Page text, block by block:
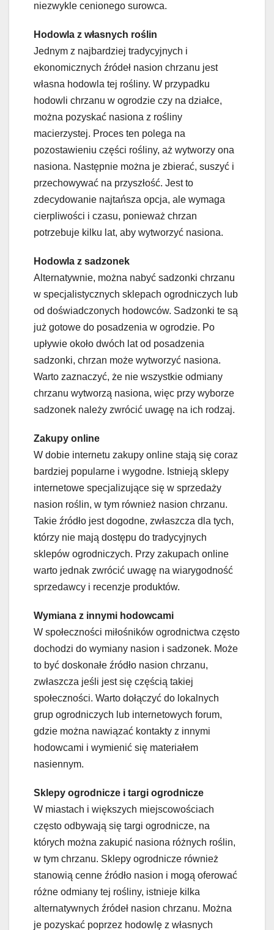
niezwykle cenionego surowca.
Hodowla z własnych roślin
Jednym z najbardziej tradycyjnych i
ekonomicznych źródeł nasion chrzanu jest
własna hodowla tej rośliny. W przypadku
hodowli chrzanu w ogrodzie czy na działce,
można pozyskać nasiona z rośliny
macierzystej. Proces ten polega na
pozostawieniu części rośliny, aż wytworzy ona
nasiona. Następnie można je zbierać, suszyć i
przechowywać na przyszłość. Jest to
zdecydowanie najtańsza opcja, ale wymaga
cierpliwości i czasu, ponieważ chrzan
potrzebuje kilku lat, aby wytworzyć nasiona.
Hodowla z sadzonek
Alternatywnie, można nabyć sadzonki chrzanu
w specjalistycznych sklepach ogrodniczych lub
od doświadczonych hodowców. Sadzonki te są
już gotowe do posadzenia w ogrodzie. Po
upływie około dwóch lat od posadzenia
sadzonki, chrzan może wytworzyć nasiona.
Warto zaznaczyć, że nie wszystkie odmiany
chrzanu wytworzą nasiona, więc przy wyborze
sadzonek należy zwrócić uwagę na ich rodzaj.
Zakupy online
W dobie internetu zakupy online stają się coraz
bardziej popularne i wygodne. Istnieją sklepy
internetowe specjalizujące się w sprzedaży
nasion roślin, w tym również nasion chrzanu.
Takie źródło jest dogodne, zwłaszcza dla tych,
którzy nie mają dostępu do tradycyjnych
sklepów ogrodniczych. Przy zakupach online
warto jednak zwrócić uwagę na wiarygodność
sprzedawcy i recenzje produktów.
Wymiana z innymi hodowcami
W społeczności miłośników ogrodnictwa często
dochodzi do wymiany nasion i sadzonek. Może
to być doskonałe źródło nasion chrzanu,
zwłaszcza jeśli jest się częścią takiej
społeczności. Warto dołączyć do lokalnych
grup ogrodniczych lub internetowych forum,
gdzie można nawiązać kontakty z innymi
hodowcami i wymienić się materiałem
nasiennym.
Sklepy ogrodnicze i targi ogrodnicze
W miastach i większych miejscowościach
często odbywają się targi ogrodnicze, na
których można zakupić nasiona różnych roślin,
w tym chrzanu. Sklepy ogrodnicze również
stanowią cenne źródło nasion i mogą oferować
różne odmiany tej rośliny, istnieje kilka
alternatywnych źródeł nasion chrzanu. Można
je pozyskać poprzez hodowlę z własnych